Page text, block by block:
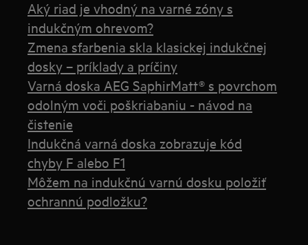
Aký riad je vhodný na varné zóny s
indukčným ohrevom?
Zmena sfarbenia skla klasickej indukčnej
dosky – príklady a príčiny
Varná doska AEG SaphirMatt® s povrchom
odolným voči poškriabaniu - návod na
čistenie
Indukčná varná doska zobrazuje kód
chyby F alebo F1
Môžem na indukčnú varnú dosku položiť
ochrannú podložku?